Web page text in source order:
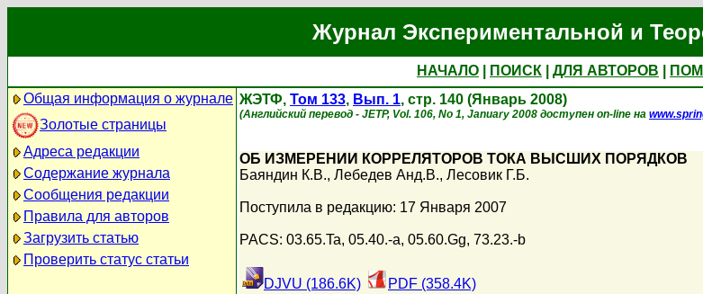
Журнал Экспериментальной и
НАЧАЛО ПОИСК ДЛЯ АВТОРОВ
Общая информация о журнале
Золотые страницы
Адреса редакции
Содержание журнала
Сообщения редакции
Правила для авторов
Загрузить статью
Проверить статус статьи
ЖЭТФ, Том 133, Вып. 1, стр. 140 (Январь 2008)
(Английский перевод - JETP, Vol. 106, No 1, January 2008 доступен on-line на
ОБ ИЗМЕРЕНИИ КОРРЕЛЯТОРОВ ТОКА ВЫСШИХ ПОРЯДКОВ
Баяндин К.В., Лебедев Анд.В., Лесовик Г.Б.
Поступила в редакцию: 17 Января 2007
PACS: 03.65.Ta, 05.40.-a, 05.60.Gg, 73.23.-b
DJVU (186.6K) PDF (358.4K)